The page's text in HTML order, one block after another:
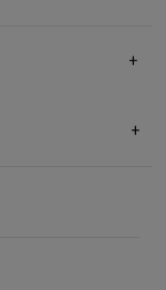
+
+